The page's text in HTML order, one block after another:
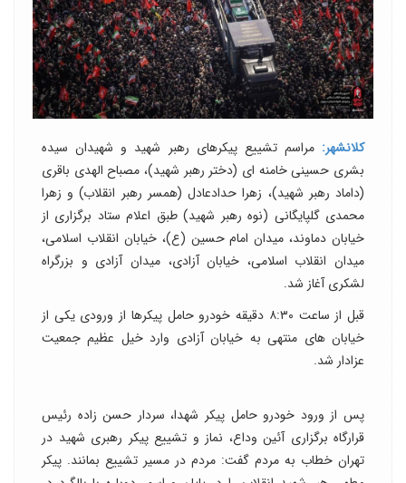
کلانشهر: مراسم تشییع پیکرهای رهبر شهید و شهیدان سیده
بشری حسینی خامنه ای (دختر رهبر شهید)، مصباح الهدی باقری
(داماد رهبر شهید)، زهرا حدادعادل (همسر رهبر انقلاب) و زهرا
محمدی گلپایگانی (نوه رهبر شهید) طبق اعلام ستاد برگزاری از
خیابان دماوند، میدان امام حسین (ع)، خیابان انقلاب اسلامی،
میدان انقلاب اسلامی، خیابان آزادی، میدان آزادی و بزرگراه
لشکری آغاز شد.
قبل از ساعت ۸:۳۰ دقیقه خودرو حامل پیکرها از ورودی یکی از
خیابان های منتهی به خیابان آزادی وارد خیل عظیم جمعیت
عزادار شد.
پس از ورود خودرو حامل پیکر شهدا، سردار حسن زاده رئیس
قرارگاه برگزاری آئین وداع، نماز و تشییع پیکر رهبری شهید در
تهران خطاب به مردم گفت: مردم در مسیر تشییع بمانند. پیکر